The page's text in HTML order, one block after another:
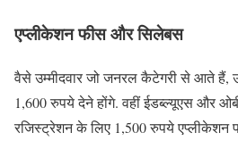
एप्लीकेशन फीस और सिलेबस
वैसे उम्मीदवार जो जनरल कैटेगरी से आते हैं,
1,600 रुपये देने होंगे. वहीं ईडब्ल्यूएस और
रजिस्ट्रेशन के लिए 1,500 रुपये एप्लीकेशन